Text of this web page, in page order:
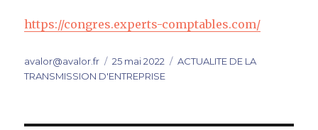
https://congres.experts-comptables.com/
Auteur
avalor@avalor.fr
Publié
le
25 mai 2022 Catégories
ACTUALITE DE LA
TRANSMISSION D'ENTREPRISE